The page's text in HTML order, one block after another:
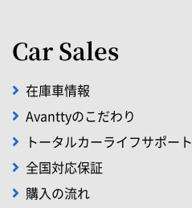
Car Sales
在庫車情報
Avanttyのこだわり
トータルカーライフサポート
全国対応保証
購入の流れ